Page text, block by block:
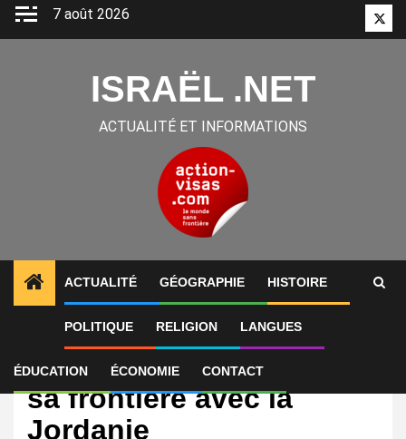
Aller
7 août 2026
ISRAËL .NET
ACTUALITÉ ET INFORMATIONS
ACTUALITÉ GÉOGRAPHIE HISTOIRE
POLITIQUE RELIGION LANGUES
ÉDUCATION ÉCONOMIE CONTACT
International
Israël construit un mur à
sa frontière avec la
Jordanie